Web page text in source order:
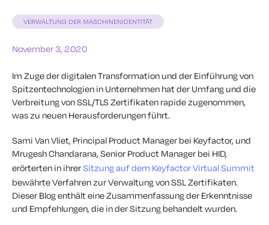
VERWALTUNG DER MASCHINENIDENTITÄT
November 3, 2020
Im Zuge der digitalen Transformation und der Einführung von
Spitzentechnologien in Unternehmen hat der Umfang und die
Verbreitung von SSL/TLS Zertifikaten rapide zugenommen,
was zu neuen Herausforderungen führt.
Sami Van Vliet, Principal Product Manager bei Keyfactor, und
Mrugesh Chandarana, Senior Product Manager bei HID,
erörterten in ihrerSitzung auf dem Keyfactor Virtual Summit
bewährte Verfahren zur Verwaltung von SSL Zertifikaten.
Dieser Blog enthält eine Zusammenfassung der Erkenntnisse
und Empfehlungen, die in der Sitzung behandelt wurden.